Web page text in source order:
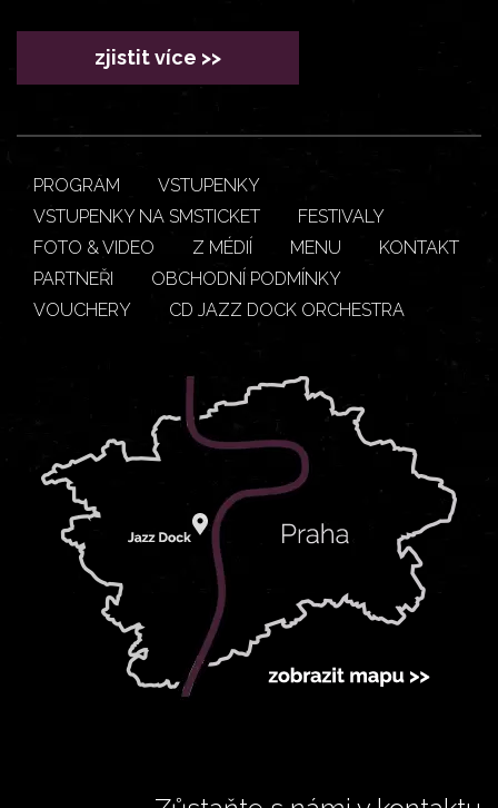
zjistit více >>
PROGRAM
VSTUPENKY
VSTUPENKY NA SMSTICKET
FESTIVALY
FOTO & VIDEO
Z MÉDIÍ MENU
KONTAKT
PARTNEŘI
OBCHODNÍ PODMÍNKY
VOUCHERY
CD JAZZ DOCK ORCHESTRA